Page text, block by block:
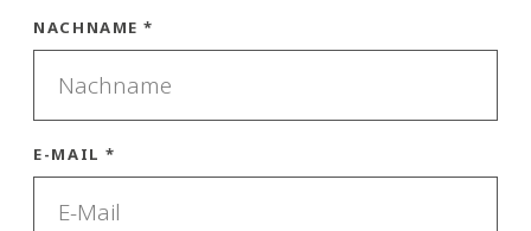
NACHNAME *
E-MAIL *